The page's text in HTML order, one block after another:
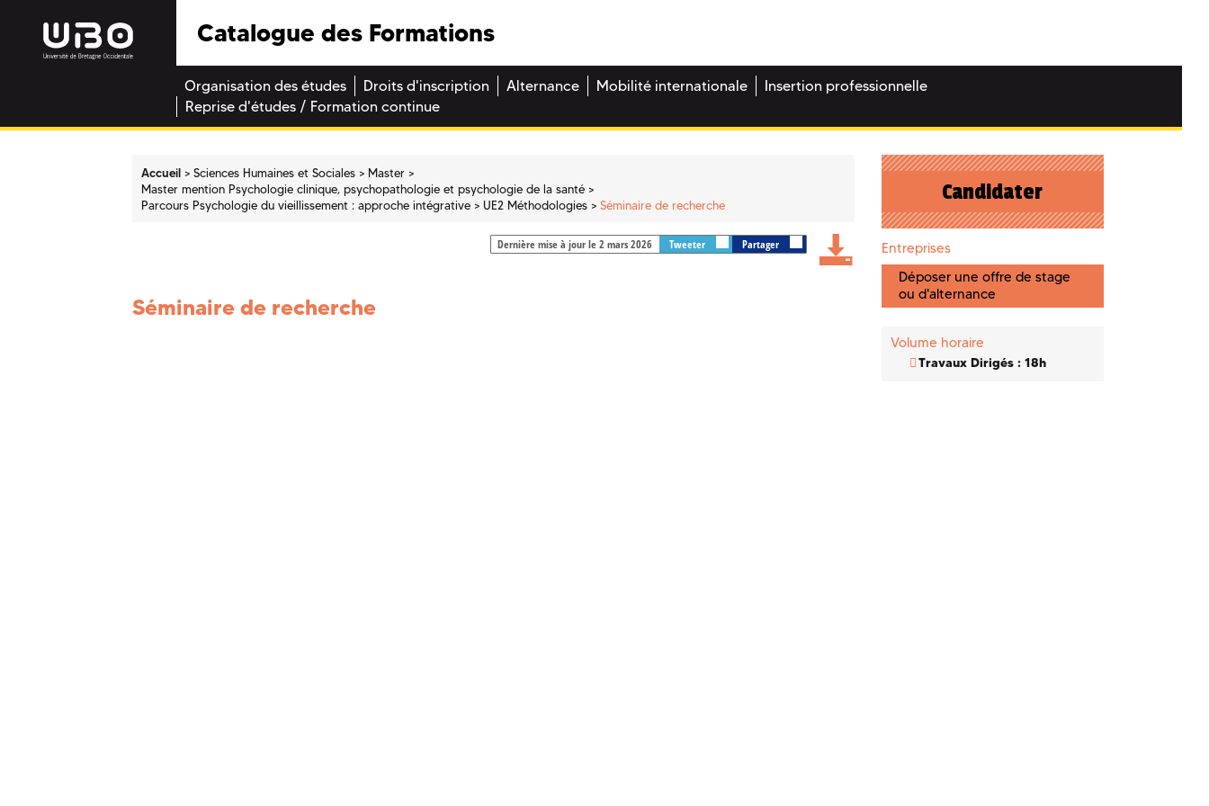
Catalogue des Formations
Organisation des études Droits d'inscription Alternance Mobilité internationale
Insertion professionnelle
Reprise d'études / Formation continue
Accueil Sciences Humaines et Sociales
Master
Master mention Psychologie clinique, psychopathologie et psychologie de la santé
Parcours Psychologie du vieillissement : approche intégrative
UE2 Méthodologies Séminaire de recherche
Dernière mise à jour le 2 mars 2026 Tweeter Partager
Séminaire de recherche
Candidater
Entreprises
Déposer une offre de stage
ou d'alternance
Volume horaire
Travaux Dirigés : 18h